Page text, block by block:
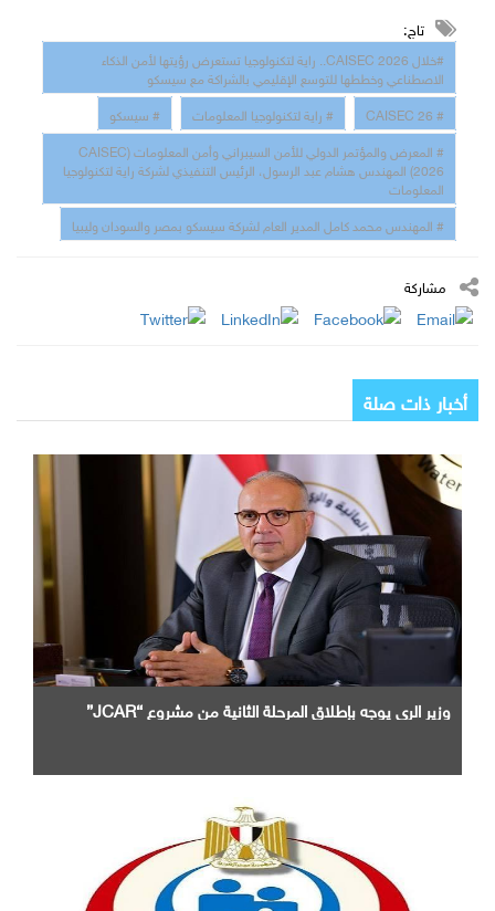
تاج:
#خلال CAISEC 2026.. راية لتكنولوجيا تستعرض رؤيتها لأمن الذكاء
الاصطناعي وخططها للتوسع الإقليمي بالشراكة مع سيسكو
# CAISEC 26
# راية لتكنولوجيا المعلومات
# سيسكو
# المعرض والمؤتمر الدولي للأمن السيبراني وأمن المعلومات (CAISEC
2026) المهندس هشام عبد الرسول، الرئيس التنفيذي لشركة راية لتكنولوجيا
المعلومات
# المهندس محمد كامل المدير العام لشركة سيسكو بمصر والسودان وليبيا
مشاركة
أخبار ذات صلة
وزير الرى يوجه بإطلاق المرحلة الثانية من مشروع “JCAR”